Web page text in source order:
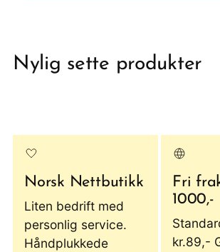
Nylig sette produkter
Norsk Nettbutikk
Liten bedrift med
personlig service.
Håndplukkede
Fri
1000,-
kr.89,-